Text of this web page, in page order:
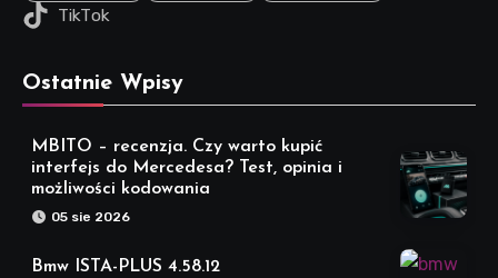
TikTok
Ostatnie Wpisy
MBITO – recenzja. Czy warto kupić
interfejs do Mercedesa? Test, opinia i
możliwości kodowania
05 sie 2026
Bmw ISTA-PLUS 4.58.12